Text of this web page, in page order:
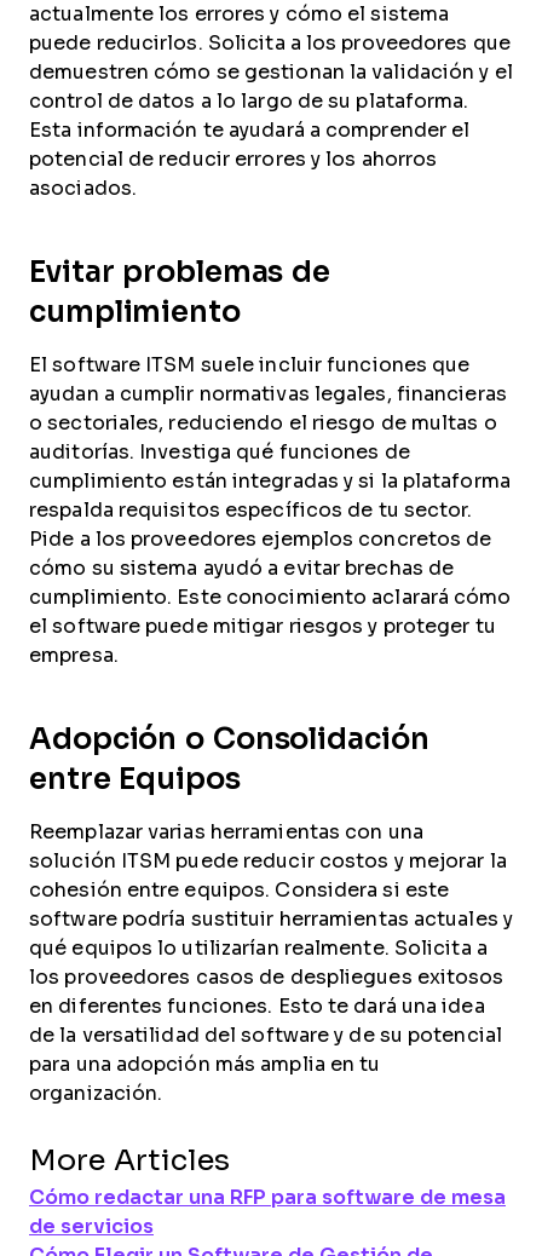
actualmente los errores y cómo el sistema
puede reducirlos. Solicita a los proveedores que
demuestren cómo se gestionan la validación y el
control de datos a lo largo de su plataforma.
Esta información te ayudará a comprender el
potencial de reducir errores y los ahorros
asociados.
Evitar problemas de
cumplimiento
El software ITSM suele incluir funciones que
ayudan a cumplir normativas legales, financieras
o sectoriales, reduciendo el riesgo de multas o
auditorías. Investiga qué funciones de
cumplimiento están integradas y si la plataforma
respalda requisitos específicos de tu sector.
Pide a los proveedores ejemplos concretos de
cómo su sistema ayudó a evitar brechas de
cumplimiento. Este conocimiento aclarará cómo
el software puede mitigar riesgos y proteger tu
empresa.
Adopción o Consolidación
entre Equipos
Reemplazar varias herramientas con una
solución ITSM puede reducir costos y mejorar la
cohesión entre equipos. Considera si este
software podría sustituir herramientas actuales y
qué equipos lo utilizarían realmente. Solicita a
los proveedores casos de despliegues exitosos
en diferentes funciones. Esto te dará una idea
de la versatilidad del software y de su potencial
para una adopción más amplia en tu
organización.
More Articles
Cómo redactar una RFP para software de mesa
de servicios